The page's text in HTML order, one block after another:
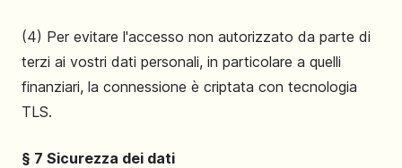
(4) Per evitare l'accesso non autorizzato da parte di
terzi ai vostri dati personali, in particolare a quelli
finanziari, la connessione è criptata con tecnologia
TLS.
§ 7 Sicurezza dei dati